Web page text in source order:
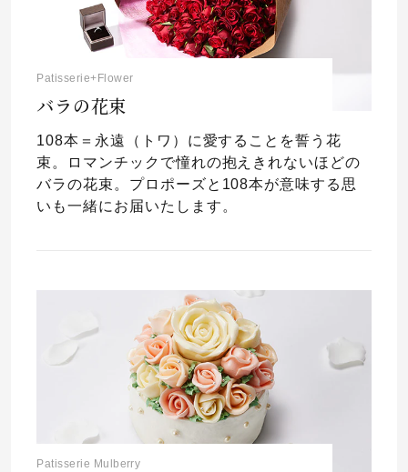
Patisserie+Flower
バラの花束
108本＝永遠（トワ）に愛することを誓う花
束。ロマンチックで憧れの抱えきれないほどの
バラの花束。プロポーズと108本が意味する思
いも一緒にお届いたします。
Patisserie Mulberry